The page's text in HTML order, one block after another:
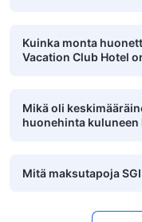
Kuinka monta
Vacation Club Hotel
Mikä oli
huonehinta kuluneen
Mitä maksutapoja